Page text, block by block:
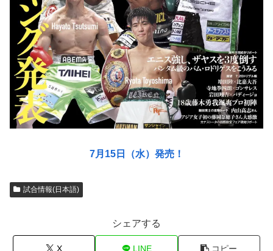
7月15日（水）発売！
試合情報(日本語)
シェアする
X LINE コピー